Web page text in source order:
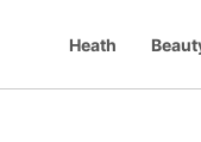
Heath